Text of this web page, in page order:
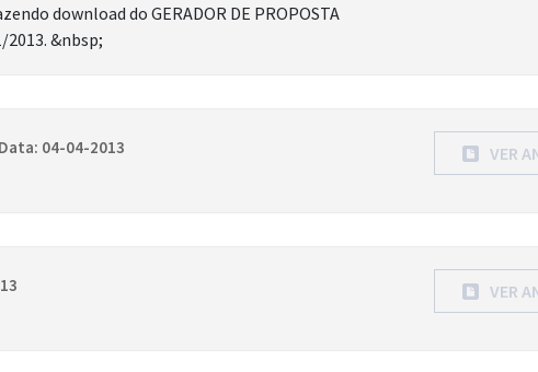
download do GERADOR DE PROPOSTA
2013. &nbsp;
Data: 04-04-2013 VER
VER